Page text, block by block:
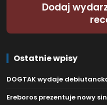
Dodaj
Ostatnie wpisy
DOGTAK wydaje
Ereboros prezentuje nowy